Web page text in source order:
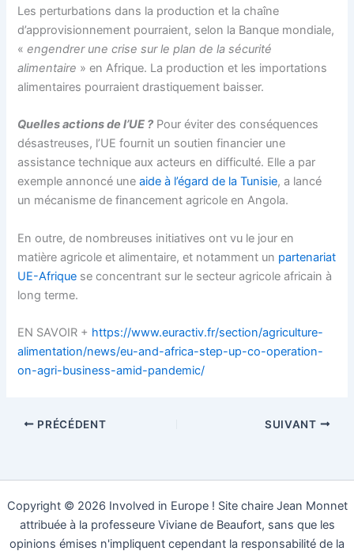
Les perturbations dans la production et la chaîne
d’approvisionnement pourraient, selon la Banque mondiale,
«engendrer une crise sur le plan de la sécurité
alimentaire » en Afrique. La production et les importations
alimentaires pourraient drastiquement baisser.
Quelles actions de l’UE ? Pour éviter des conséquences
désastreuses, l’UE fournit un soutien financier une
assistance technique aux acteurs en difficulté. Elle a par
exemple annoncé uneaide à l’égard de la Tunisie, a lancé
un mécanisme de financement agricole en Angola.
En outre, de nombreuses initiatives ont vu le jour en
matière agricole et alimentaire, et notamment un partenariat
UE-Afrique se concentrant sur le secteur agricole africain à
long terme.
EN SAVOIR + https://www.euractiv.fr/section/agriculture-
alimentation/news/eu-and-africa-step-up-co-operation-
on-agri-business-amid-pandemic/
PRÉCÉDENT SUIVANT
Copyright © 2026 Involved in Europe ! Site chaire Jean Monnet
attribuée à la professeure Viviane de Beaufort, sans que les
opinions émises n'impliquent cependant la responsabilité de la